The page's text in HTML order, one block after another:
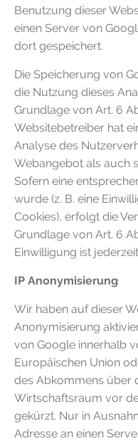
Benutzung dieser
einen Server von
dort gespeichert.
Die Speicherung von
die Nutzung dieses
Grundlage von Art. 6
Websitebetreiber hat
Analyse des
Webangebot als auch
Sofern eine
wurde (z. B. eine
Cookies), erfolgt die
Grundlage von Art. 6
Einwilligung ist
IP Anonymisierung
Wir haben auf dieser
Anonymisierung
von Google innerhalb
Europäischen Union
des Abkommens über
Wirtschaftsraum vor
gekürzt. Nur in
Adresse an einen